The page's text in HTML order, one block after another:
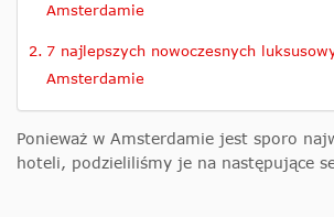
Amsterdamie
7 najlepszych nowoczesnych
Amsterdamie
Ponieważ w Amsterdamie jest sporo
hoteli, podzieliliśmy je na następujące